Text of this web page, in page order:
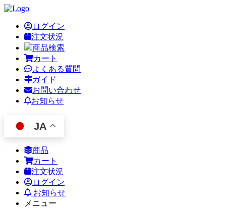
ログイン
注文状況
商品検索
カート
よくある質問
ガイド
お問い合わせ
お知らせ
JA
商品
カート
注文状況
ログイン
お知らせ
メニュー